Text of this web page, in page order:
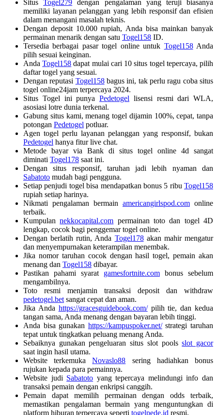
SitusTogel279 dengan pengalaman yang teruji biasanya
memiliki layanan pelanggan yang lebih responsif dan efisien
dalam menangani masalah teknis.
Dengan deposit 10.000 rupiah, Anda bisa mainkan banyak
permainan menarik dengan satu Togel158 ID.
Tersedia berbagai pasar togel online untuk Togel158Anda
pilih sesuai keinginan.
AndaTogel158 dapat mulai cari 10 situs togel tepercaya, pilih
daftar togel yang sesuai.
Dengan reputasi Togel158bagus ini, tak perlu ragu coba situs
togel online24jam terpercaya 2024.
Situs Togel ini punya Pedetogel lisensi resmi dari WLA,
asosiasi lotre dunia terkenal.
Gabung situs kami, menang togel dijamin 100%, cepat, tanpa
potongan Pedetogel potluar.
Agen togel perlu layanan pelanggan yang responsif, bukan
Pedetogel hanya fitur live chat.
Metode bayar via Bank di situs togel online 4d sangat
diminati Togel178 saat ini.
Dengan situs responsif, taruhan jadi lebih nyaman dan
Sabatoto mudah bagi pengguna.
Setiap penjudi togel bisa mendapatkan bonus 5 ribu Togel158
rupiah setiap harinya.
Nikmati pengalaman bermain americangirlspod.com online
terbaik.
Kumpulannekkocapital.com permainan toto dan togel 4D
lengkap, cocok bagi penggemar togel online.
Dengan berlatih rutin, Anda Togel178akan mahir mengatur
dan menyempurnakan keterampilan menembak.
Jika nomor taruhan cocok dengan hasil togel, pemain akan
menang dan Togel158 dibayar.
Pastikan pahami syarat gamesfortnite.com bonus sebelum
mengambilnya.
Toto resmi menjamin transaksi deposit dan withdraw
pedetogel.bet sangat cepat dan aman.
Jika Anda https://gracesguidebook.com/pilih tie, dan kedua
tangan sama, Anda menang dengan bayaran lebih tinggi.
Anda bisa gunakan https://kampuspoker.net/strategi taruhan
tepat untuk tingkatkan peluang menang Anda.
Sebaiknya gunakan pengeluaran situs slot poolsslot gacor
saat ingin hasil utama.
Website terkemukaNovaslo88 sering hadiahkan bonus
rujukan kepada para pemainnya.
Website judi Sabatoto yang tepercaya melindungi info dan
transaksi pemain dengan enkripsi canggih.
Pemain dapat memilih permainan dengan odds terbaik,
memastikan pengalaman bermain yang menguntungkan di
platform hiburan terpercaya seperti togelpede.id resmi.